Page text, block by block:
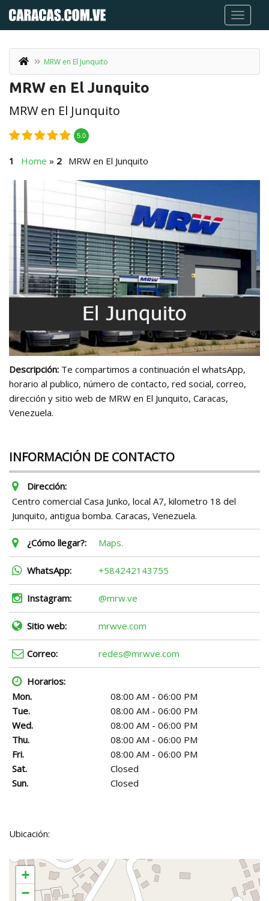
MRW en El Junquito
MRW en El Junquito
MRW en El Junquito
5.0
Home » MRW en El Junquito
Descripción: Te compartimos a continuación el whatsApp,
horario al publico, número de contacto, red social, correo,
dirección y sitio web de MRW en El Junquito, Caracas,
Venezuela.
INFORMACIÓN DE CONTACTO
Dirección:
Centro comercial Casa Junko, local A7, kilometro 18 del
Junquito, antigua bomba. Caracas, Venezuela.
¿Cómo llegar?: Maps.
WhatsApp: +584242143755
Instagram: @mrw.ve
Sitio web: mrwve.com
Correo: redes@mrwve.com
Horarios:
Mon.
08:00 AM - 06:00 PM
Tue.
08:00 AM - 06:00 PM
Wed.
08:00 AM - 06:00 PM
Thu.
08:00 AM - 06:00 PM
Fri.
08:00 AM - 06:00 PM
Sat.
Closed
Sun.
Closed
Ubicación:
+
−